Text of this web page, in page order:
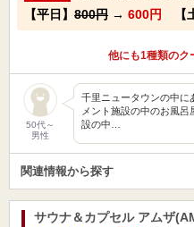
【平日】 800円 → 600円 【
他にも1種類のク
50代～
男性
千里ニュータウンの中に
メント施設の中のお風
設の中…
関連情報から探す
サウナ＆カプセル アムザ